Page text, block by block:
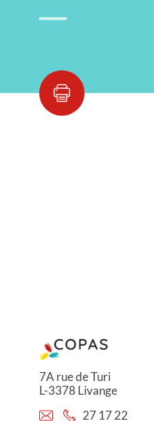
7A rue de Turi
L-3378 Livange
27 17 22